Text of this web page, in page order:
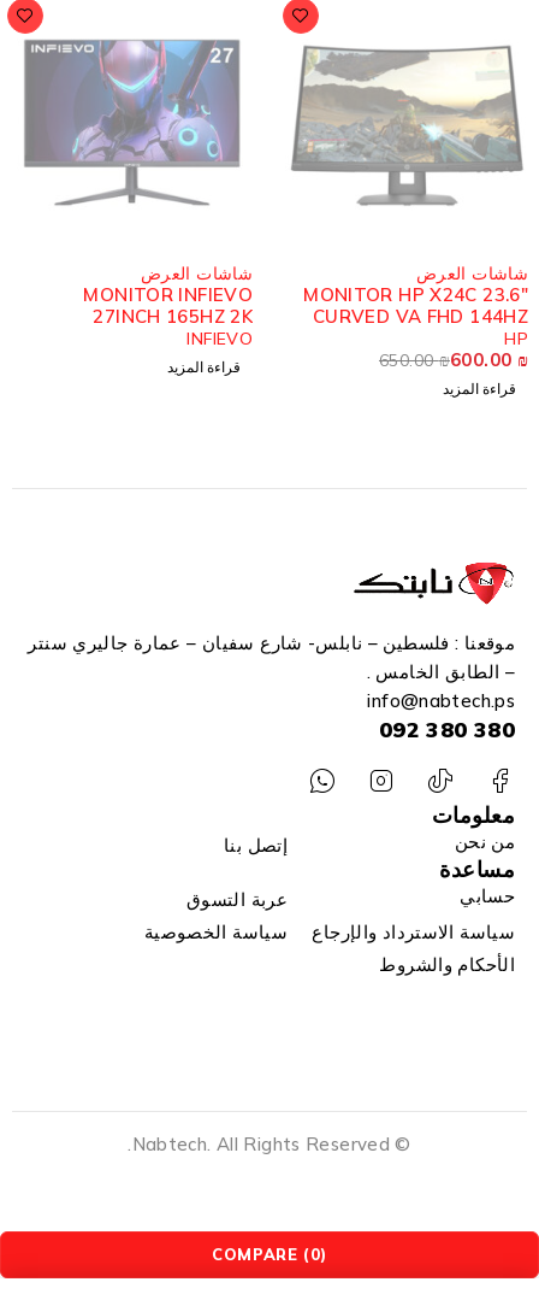
مُباع
شاشات العرض
MONITOR HP X24C 23.6"
CURVED VA FHD 144HZ
HP
650.00₪600.00₪
قراءة المزيد
مُباع
شاشات العرض
MONITOR INFIEVO
27INCH 165HZ 2K
CURVED
INFIEVO
قراءة المزيد
موقعنا : فلسطين – نابلس- شارع سفيان – عمارة جاليري سنتر
– الطابق الخامس .
info@nabtech.ps
380 380 092
معلومات
من نحن إتصل بنا
مساعدة
حسابي
عربة التسوق
سياسة الاسترداد والإرجاع
سياسة الخصوصية
الأحكام والشروط
© Nabtech. All Rights Reserved.
COMPARE (0)